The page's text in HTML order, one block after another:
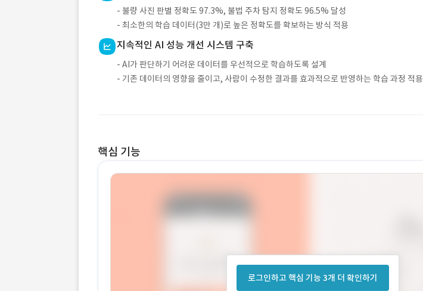
- 불량 사진 판별 정확도 97.3%, 불법 주차 탐지 정확도 96.5% 달성
- 최소한의 학습 데이터(3만 개)로 높은 정확도를 확보하는 방식 적용
지속적인 AI 성능 개선 시스템 구축
- AI가 판단하기 어려운 데이터를 우선적으로 학습하도록 설계
- 기존 데이터의 영향을 줄이고, 사람이 수정한 결과를 효과적으로 반영하는 학습 과정 적용
핵심 기능
로그인하고 핵심 기능 3개 더 확인하기